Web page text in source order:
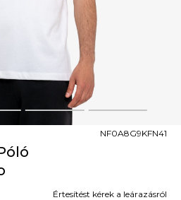
3 4
NF0A8G9KFN41
Értesítést kérek a leárazásról